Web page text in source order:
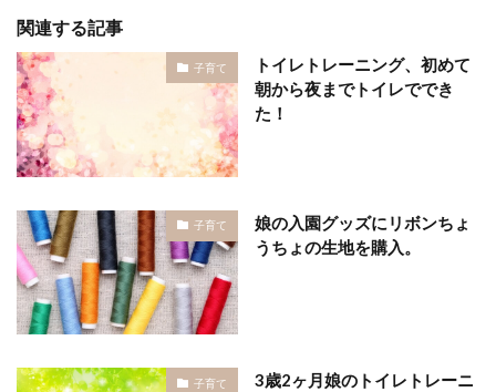
関連する記事
子育て
トイレトレーニング、初めて
朝から夜までトイレででき
た！
子育て
娘の入園グッズにリボンちょ
うちょの生地を購入。
子育て 3歳2ヶ月娘のトイレトレーニ